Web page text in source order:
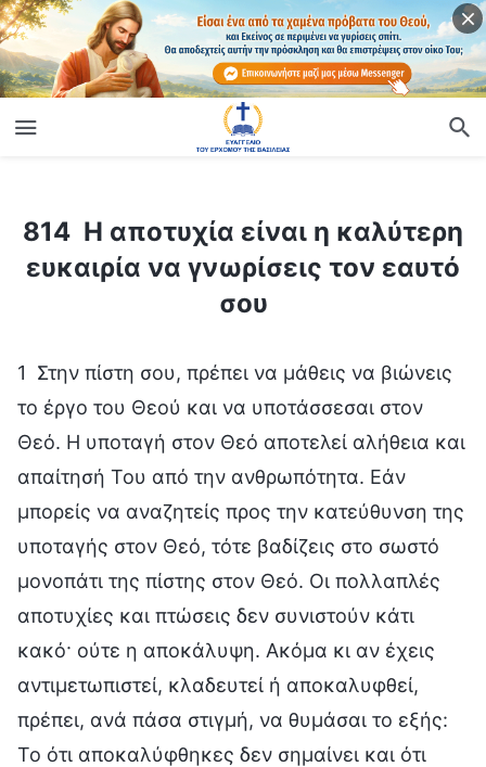
814 Η αποτυχία είναι η καλύτερη
ευκαιρία να γνωρίσεις τον εαυτό
σου
1 Στην πίστη σου, πρέπει να μάθεις να βιώνεις
το έργο του Θεού και να υποτάσσεσαι στον
Θεό. Η υποταγή στον Θεό αποτελεί αλήθεια και
απαίτησή Του από την ανθρωπότητα. Εάν
μπορείς να αναζητείς προς την κατεύθυνση της
υποταγής στον Θεό, τότε βαδίζεις στο σωστό
μονοπάτι της πίστης στον Θεό. Οι πολλαπλές
αποτυχίες και πτώσεις δεν συνιστούν κάτι
κακό· ούτε η αποκάλυψη. Ακόμα κι αν έχεις
αντιμετωπιστεί, κλαδευτεί ή αποκαλυφθεί,
πρέπει, ανά πάσα στιγμή, να θυμάσαι το εξής:
Το ότι αποκαλύφθηκες δεν σημαίνει και ότι